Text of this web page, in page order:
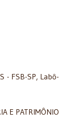
- FSB-SP, Labô-
E PATRIMÔNIO